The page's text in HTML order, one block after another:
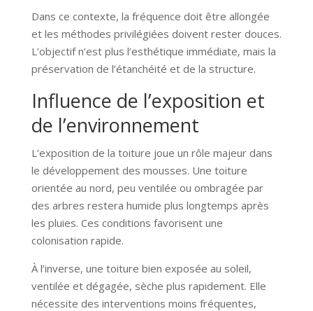
Dans ce contexte, la fréquence doit être allongée
et les méthodes privilégiées doivent rester douces.
L’objectif n’est plus l’esthétique immédiate, mais la
préservation de l’étanchéité et de la structure.
Influence de l’exposition et
de l’environnement
L’exposition de la toiture joue un rôle majeur dans
le développement des mousses. Une toiture
orientée au nord, peu ventilée ou ombragée par
des arbres restera humide plus longtemps après
les pluies. Ces conditions favorisent une
colonisation rapide.
À l’inverse, une toiture bien exposée au soleil,
ventilée et dégagée, sèche plus rapidement. Elle
nécessite des interventions moins fréquentes,